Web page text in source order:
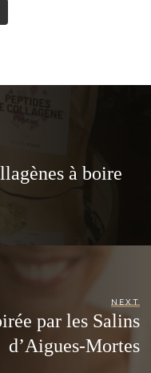
à boire
NEXT
par les Salins
d’Aigues-Mortes